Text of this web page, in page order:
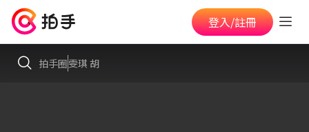
登入/註冊
拍手圈雯琪 胡